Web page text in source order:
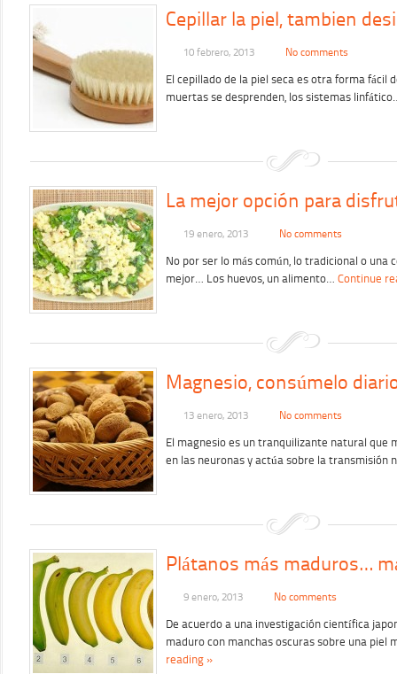
Cepillar la piel, tambien
10 febrero, 2013 No comments
El cepillado de la piel seca es otra forma fácil
muertas se desprenden, los sistemas
La mejor opción para
19 enero, 2013 No comments
No por ser lo más común, lo tradicional o una
mejor… Los huevos, un alimento… Continue
Magnesio, consúmelo
13 enero, 2013 No comments
El magnesio es un tranquilizante natural que
en las neuronas y actúa sobre la transmisión
Plátanos más maduros…
9 enero, 2013 No comments
De acuerdo a una investigación científica
maduro con manchas oscuras sobre una piel
reading »